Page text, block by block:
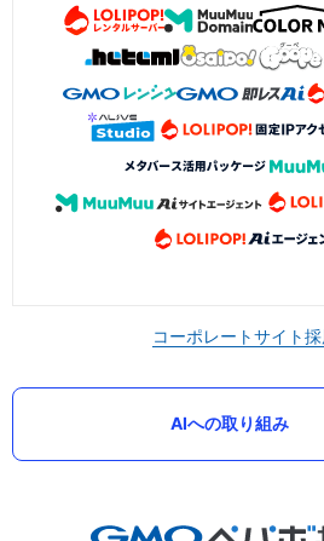
コーポレートサイト
AIへの取り組み